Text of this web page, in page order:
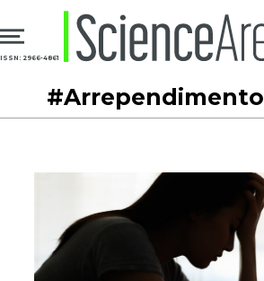
ISSN: 2966-4861
#Arrependimento